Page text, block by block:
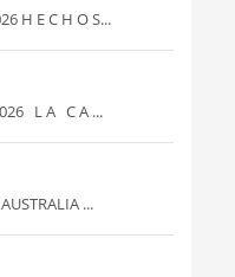
H E C H O S...
L A C A ...
...